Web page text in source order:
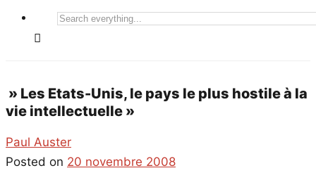
Search
» Les Etats-Unis, le pays le plus hostile à la
vie intellectuelle »
Paul Auster
Posted on 20 novembre 2008